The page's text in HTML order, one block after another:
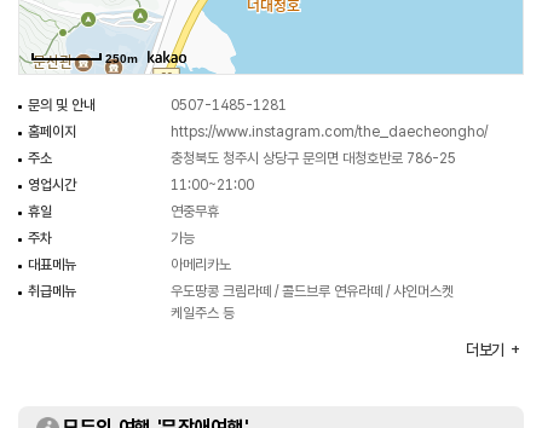
250m
문의 및 안내
0507-1485-1281
홈페이지
https://www.instagram.com/the_daecheongho/
주소
충청북도 청주시 상당구 문의면 대청호반로 786-25
영업시간
11:00~21:00
휴일
연중무휴
주차
가능
대표메뉴
아메리카노
취급메뉴
우도땅콩 크림라떼 / 콜드브루 연유라떼 / 샤인머스켓
케일주스 등
더보기